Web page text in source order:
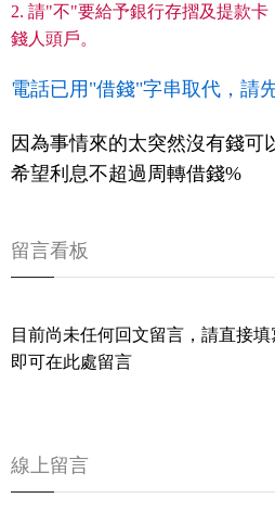
2. 請"不"要給予銀行存摺及提款
錢人頭戶。
電話已用"借錢"字串取代，請
因為事情來的太突然沒有錢可
希望利息不超過周轉借錢%
留言看板
目前尚未任何回文留言，請直接
即可在此處留言
線上留言